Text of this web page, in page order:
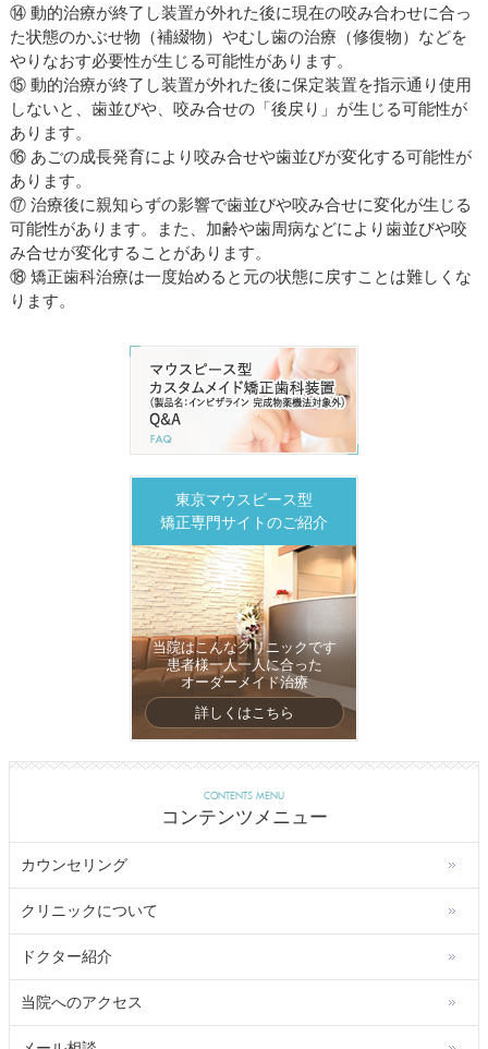
⑭ 動的治療が終了し装置が外れた後に現在の咬み合わせに合っ
た状態のかぶせ物（補綴物）やむし歯の治療（修復物）などを
やりなおす必要性が生じる可能性があります。
⑮ 動的治療が終了し装置が外れた後に保定装置を指示通り使用
しないと、歯並びや、咬み合せの「後戻り」が生じる可能性が
あります。
⑯ あごの成長発育により咬み合せや歯並びが変化する可能性が
あります。
⑰ 治療後に親知らずの影響で歯並びや咬み合せに変化が生じる
可能性があります。また、加齢や歯周病などにより歯並びや咬
み合せが変化することがあります。
⑱ 矯正歯科治療は一度始めると元の状態に戻すことは難しくな
ります。
東京マウスピース型
矯正専門サイトのご紹介
当院はこんなクリニックです
患者様一人一人に合った
オーダーメイド治療
詳しくはこちら
CONTENTS MENU
コンテンツメニュー
カウンセリング
クリニックについて
ドクター紹介
当院へのアクセス